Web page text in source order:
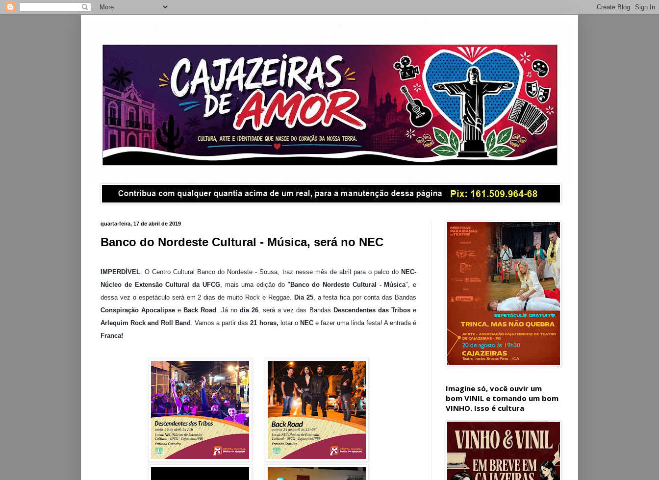
quarta-feira, 17 de abril de 2019
Banco do Nordeste Cultural - Música, será no NEC
IMPERDÍVEL: O Centro Cultural Banco do Nordeste - Sousa, traz nesse mês de abril para o palco do NEC-
Núcleo de Extensão Cultural da UFCG, mais uma edição do " Banco do Nordeste Cultural - Música", e
dessa vez o espetáculo será em 2 dias de muito Rock e Reggae. Dia 25, a festa fica por conta das Bandas
Conspiração Apocalipse e Back Road . Já no dia 26, será a vez das Bandas Descendentes das Tribose
Arlequim Rock and Roll Band . Vamos a partir das21 horas, lotar o NECe fazer uma linda festa! A entrada é
Franca!
Imagine só, você ouvir um
bom VINIL e tomando um bom
VINHO. Isso é cultura